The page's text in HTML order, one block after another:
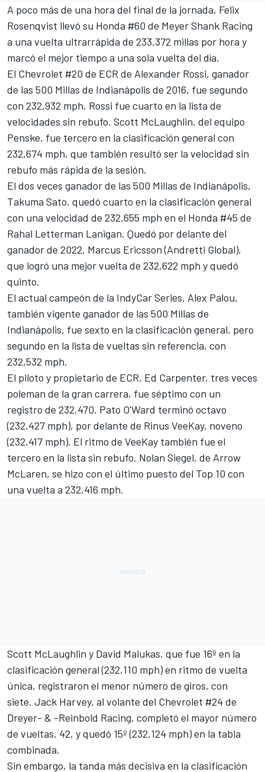
A poco más de una hora del final de la jornada, Felix
Rosenqvist llevó su Honda #60 de Meyer Shank Racing
a una vuelta ultrarrápida de 233,372 millas por hora y
marcó el mejor tiempo a una sola vuelta del día.
El Chevrolet #20 de ECR de Alexander Rossi, ganador
de las 500 Millas de Indianápolis de 2016, fue segundo
con 232,932 mph. Rossi fue cuarto en la lista de
velocidades sin rebufo. Scott McLaughlin, del equipo
Penske, fue tercero en la clasificación general con
232,674 mph, que también resultó ser la velocidad sin
rebufo más rápida de la sesión.
El dos veces ganador de las 500 Millas de Indianápolis,
Takuma Sato, quedó cuarto en la clasificación general
con una velocidad de 232,655 mph en el Honda #45 de
Rahal Letterman Lanigan. Quedó por delante del
ganador de 2022, Marcus Ericsson(Andretti Global),
que logró una mejor vuelta de 232,622 mph y quedó
quinto.
El actual campeón de la IndyCar Series, Alex Palou,
también vigente ganador de las 500 Millas de
Indianápolis, fue sexto en la clasificación general, pero
segundo en la lista de vueltas sin referencia, con
232,532 mph.
El piloto y propietario de ECR, Ed Carpenter, tres veces
poleman de la gran carrera, fue séptimo con un
registro de 232,470. Pato O'Ward terminó octavo
(232,427 mph), por delante de Rinus VeeKay, noveno
(232,417 mph). El ritmo de VeeKay también fue el
tercero en la lista sin rebufo. Nolan Siegel, de Arrow
McLaren, se hizo con el último puesto del Top 10 con
una vuelta a 232,416 mph.
Scott McLaughlin y David Malukas, que fue 16º en la
clasificación general (232,110 mph) en ritmo de vuelta
única, registraron el menor número de giros, con
siete. Jack Harvey, al volante del Chevrolet #24 de
Dreyer- & -Reinbold Racing, completó el mayor número
de vueltas, 42, y quedó 15º (232,124 mph) en la tabla
combinada.
Sin embargo, la tanda más decisiva en la clasificación